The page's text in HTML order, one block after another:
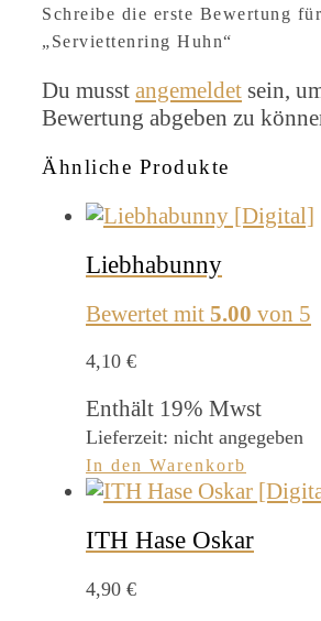
Schreibe die erste Bewertung für
„Serviettenring Huhn“
Du musst angemeldet sein,
Bewertung abgeben zu
Ähnliche Produkte
Liebhabunny
Bewertet mit 5.00 von 5
4,10 €
Enthält 19% Mwst
Lieferzeit: nicht angegeben
In den Warenkorb
ITH Hase Oskar
4,90 €